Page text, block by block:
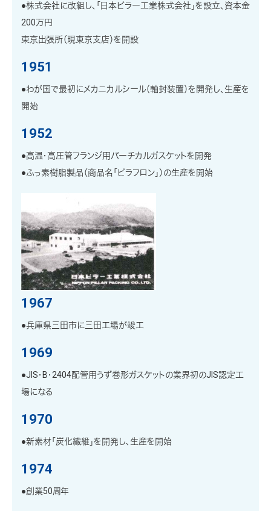
●株式会社に改組し、「日本ピラー工業株式会社」を設立、資本金
200万円
東京出張所（現東京支店）を開設
1951
●わが国で最初にメカニカルシール（軸封装置）を開発し、生産を
開始
1952
●高温・高圧管フランジ用バーチカルガスケットを開発
●ふっ素樹脂製品（商品名「ピラフロン」）の生産を開始
1967
●兵庫県三田市に三田工場が竣工
1969
●JIS・B・2404配管用うず巻形ガスケットの業界初のJIS認定工
場になる
1970
●新素材「炭化繊維」を開発し、生産を開始
1974
●創業50周年